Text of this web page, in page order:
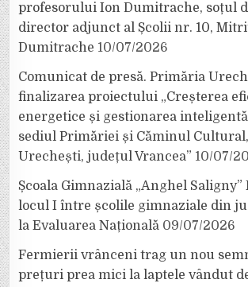
profesorului Ion Dumitrache, soțul
director adjunct al Școlii nr. 10,
Dumitrache 10/07/2026
Comunicat de presă. Primăria
finalizarea proiectului „Creșterea
energetice și gestionarea
sediul Primăriei și Căminul
Urechești, județul Vrancea” 10/07/
Școala Gimnazială „Anghel Saligny”
locul I între școlile gimnaziale din
la Evaluarea Națională 09/07/2026
Fermierii vrânceni trag un nou
prețuri prea mici la laptele vândut